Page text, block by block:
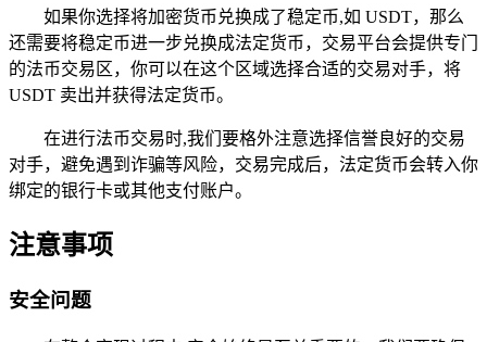
如果你选择将加密货币兑换成了稳定币,如 USDT，那么
还需要将稳定币进一步兑换成法定货币，交易平台会提供专门
的法币交易区，你可以在这个区域选择合适的交易对手，将
USDT 卖出并获得法定货币。
在进行法币交易时,我们要格外注意选择信誉良好的交易
对手，避免遇到诈骗等风险，交易完成后，法定货币会转入你
绑定的银行卡或其他支付账户。
注意事项
安全问题